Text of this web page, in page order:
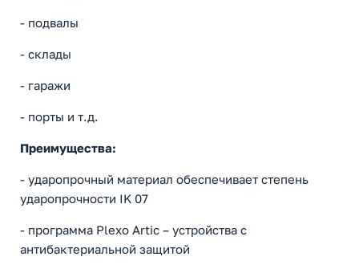
- подвалы
- склады
- гаражи
- порты и т.д.
Преимущества:
- ударопрочный материал обеспечивает степень
ударопрочности IK 07
- программа Plexo Artic – устройства с
антибактериальной защитой